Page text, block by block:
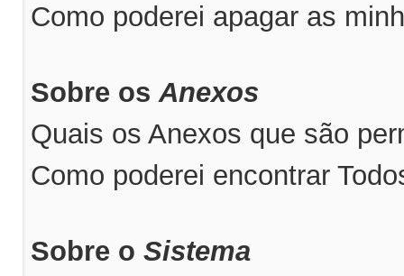
Como poderei apagar as
Sobre osAnexos
Quais os Anexos que são
Como poderei encontrar
Sobre o Sistema